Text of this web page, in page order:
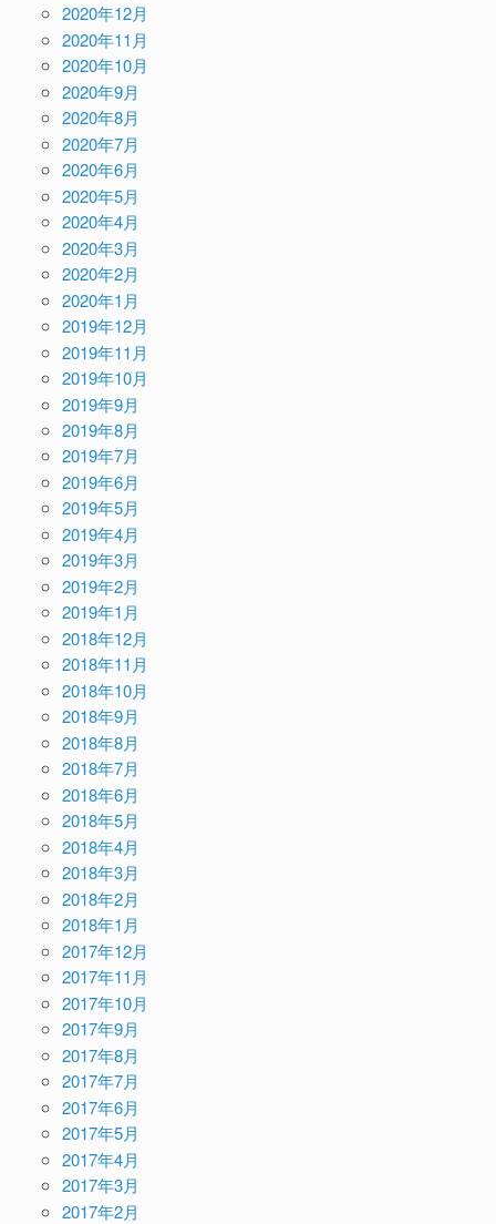
2020年12月
2020年11月
2020年10月
2020年9月
2020年8月
2020年7月
2020年6月
2020年5月
2020年4月
2020年3月
2020年2月
2020年1月
2019年12月
2019年11月
2019年10月
2019年9月
2019年8月
2019年7月
2019年6月
2019年5月
2019年4月
2019年3月
2019年2月
2019年1月
2018年12月
2018年11月
2018年10月
2018年9月
2018年8月
2018年7月
2018年6月
2018年5月
2018年4月
2018年3月
2018年2月
2018年1月
2017年12月
2017年11月
2017年10月
2017年9月
2017年8月
2017年7月
2017年6月
2017年5月
2017年4月
2017年3月
2017年2月